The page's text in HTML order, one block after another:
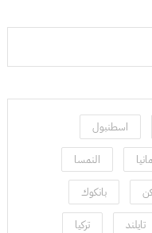
اسطنبول
النمسا
بانكوك
تايلند تركيا